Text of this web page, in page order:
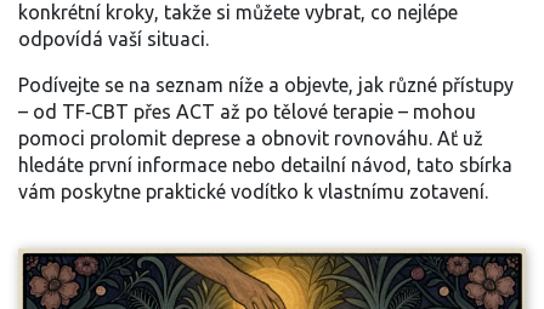
konkrétní kroky, takže si můžete vybrat, co nejlépe
odpovídá vaší situaci.
Podívejte se na seznam níže a objevte, jak různé přístupy
– od TF‑CBT přes ACT až po tělové terapie – mohou
pomoci prolomit deprese a obnovit rovnováhu. Ať už
hledáte první informace nebo detailní návod, tato sbírka
vám poskytne praktické vodítko k vlastnímu zotavení.